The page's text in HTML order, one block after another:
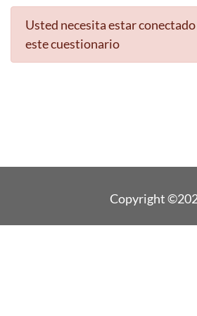
Usted necesita estar conectado
este cuestionario
Copyright